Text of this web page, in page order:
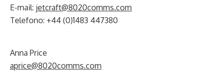
E-mail: jetcraft@8020comms.com
Telefono: +44 (0)1483 447380
Anna Price
aprice@8020comms.com